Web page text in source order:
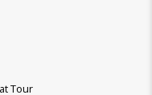
Tour